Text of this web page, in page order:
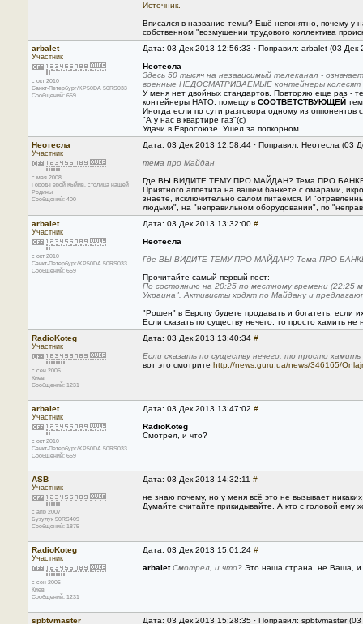
Источник.
Вписался в название темы? Ещё непонятно, почему у
собственном "возмущении трудового коллектива
arbalet
Участник
с окт 2010
Санкт-Петербург/KP50DA 50RS033
Сообщений: 659
Дата: 03 Дек 2013 12:56:33 · Поправил: arbalet (03
Неотесла
Здесь 50 тысяч на независимый телеканал -
военные НЕДОСМАТРИВАЕМЫЕ контейнеры колесят
У меня нет двойных стандартов. Повторяю еще раз -
контейнеры НАТО, помещу в СООТВЕТСТВУЮЩЕЙ
Иногда если по сути разговора одному из
"А у нас в квартире газ"(с)
Удачи в Евросоюзе. Ушел за попкорном.
Неотесла
Участник
с мая 2008
Город-Герой Кыйив, столица нашей
Родины
Сообщений: 400
Дата: 03 Дек 2013 12:58:44 · Поправил: Неотесла (03
тема про Майдан
Где ВЫ ВИДИТЕ ТЕМУ ПРО МАЙДАН? Тема ПРО
Приятного аппетита на вашем банкете с омарами,
знаете, исключительно салом питаемся. И
людьми", на "неправильном оборудовании", по
arbalet
Участник
с окт 2010
Санкт-Петербург/KP50DA 50RS033
Сообщений: 659
Дата: 03 Дек 2013 13:32:00 #
Неотесла
Где ВЫ ВИДИТЕ ТЕМУ ПРО МАЙДАН? Тема ПРО
Прочитайте самый первый пост:
По состоянию на 20:25 по местному времени (22:25
Украина". Активисты ходят по Майдану и
"Рошен" в Европу будете продавать и богатеть, если
Если сказать по существу нечего, то просто хамить не
RadioKoteg
Участник
с сен 2006
Киев
Сообщений: 1231
Дата: 03 Дек 2013 13:40:34 #
Если сказать по существу нечего, то просто хамить
вот это смотрите http://news.guru.ua/news/346165/
arbalet
Участник
с окт 2010
Санкт-Петербург/KP50DA 50RS033
Сообщений: 659
Дата: 03 Дек 2013 13:47:02 #
RadioKoteg
Смотрел, и что?
ASB
Участник
с апр 2007
Бузулук 50RS409
Сообщений: 1875
Дата: 03 Дек 2013 14:32:11 #
не знаю почему, но у меня всё это не вызывает
Думайте считайте прикидывайте. А кто с головой ему
RadioKoteg
Участник
с сен 2006
Киев
Сообщений: 1231
Дата: 03 Дек 2013 15:01:24 #
arbalet Смотрел, и что? Это наша страна, не Ваша,
spbtvmaster Дата: 03 Дек 2013 15:28:35 · Поправил: spbtvmaster